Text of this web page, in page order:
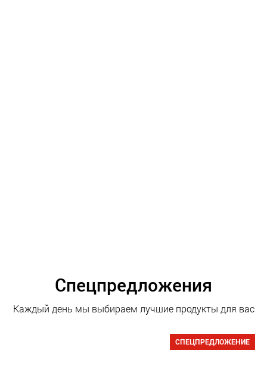
Спецпредложения
Каждый день мы выбираем лучшие продукты для вас
СПЕЦПРЕДЛОЖЕНИЕ